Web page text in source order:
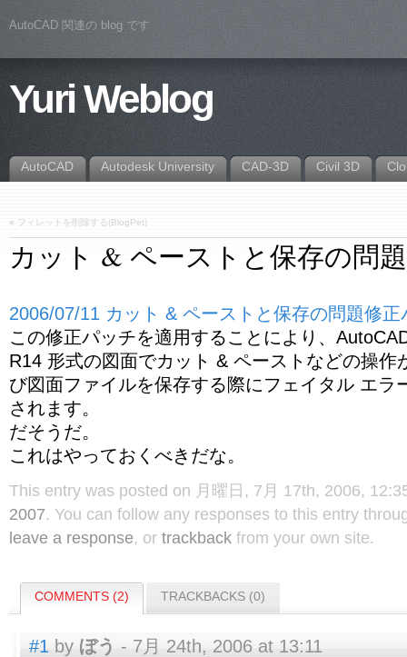
AutoCAD 関連の blog です
Yuri Weblog
AutoCAD Autodesk University CAD-3D Civil 3D
« フィレットを削除する(BlogPet)
カット & ペーストと保存の問
2006/07/11 カット & ペーストと保存の問題修正
この修正パッチを適用することにより、
R14 形式の図面でカット & ペーストなどの操作
び図面ファイルを保存する際にフェイタル エラ
されます。
だそうだ。
これはやっておくべきだな。
This entry was posted on 月曜日, 7月 17th, 2006,
2007. You can follow any responses to this entry
leave a response, or trackback from your own site.
COMMENTS (2) TRACKBACKS (0)
#1 by ぼう - 7月 24th, 2006 at 13:11